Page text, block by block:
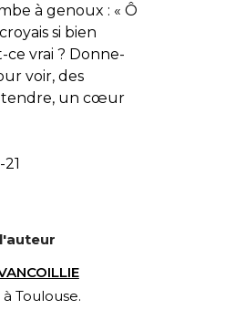
à genoux : « Ô
si bien
ce vrai ? Donne-
voir, des
un cœur
Toulouse.